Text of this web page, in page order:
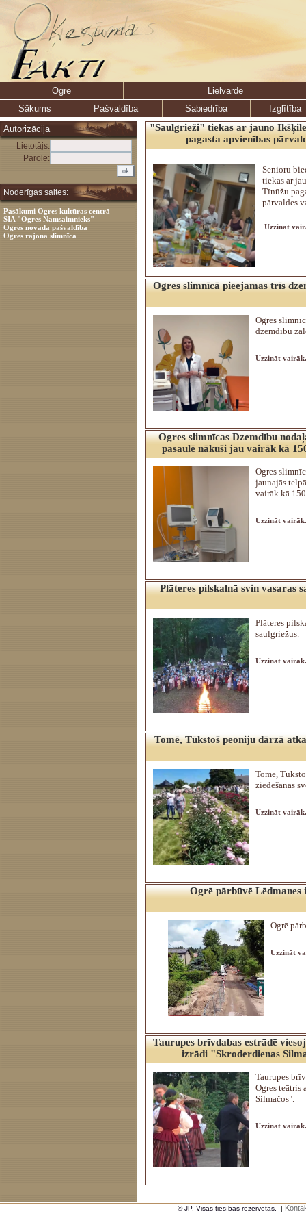
Ogre
Lielvārde
Sākums
Pašvaldība Sabiedrība
Izglītība
Autorizācija
Lietotājs:
Parole:
Noderīgas saites:
Pasākumi Ogres kultūras centrā
SIA "Ogres Namsaimnieks"
Ogres novada pašvaldība
Ogres rajona slimnīca
"Saulgrieži" tiekas ar jauno
pagasta apvienības
Senioru
tiekas ar
Tīnūžu
pārvaldes
Uzzināt
Ogres slimnīcā pieejamas trīs
Ogres
dzemdību
Uzzināt
Ogres slimnīcas Dzemdību
pasaulē nākuši jau vairāk kā
Ogres
jaunajās
vairāk kā
Uzzināt
Plāteres pilskalnā svin vasaras
Plāteres
saulgriežus.
Uzzināt
Tomē, Tūkstoš peoniju dārzā
Tomē,
ziedēšanas
Uzzināt
Ogrē pārbūvē Lēdmanes
Ogrē
Uzzināt
Taurupes brīvdabas estrādē
izrādi "Skroderdienas
Taurupes
Ogres teātris
Silmačos".
Uzzināt
© JP. Visas tiesības rezervētas. |